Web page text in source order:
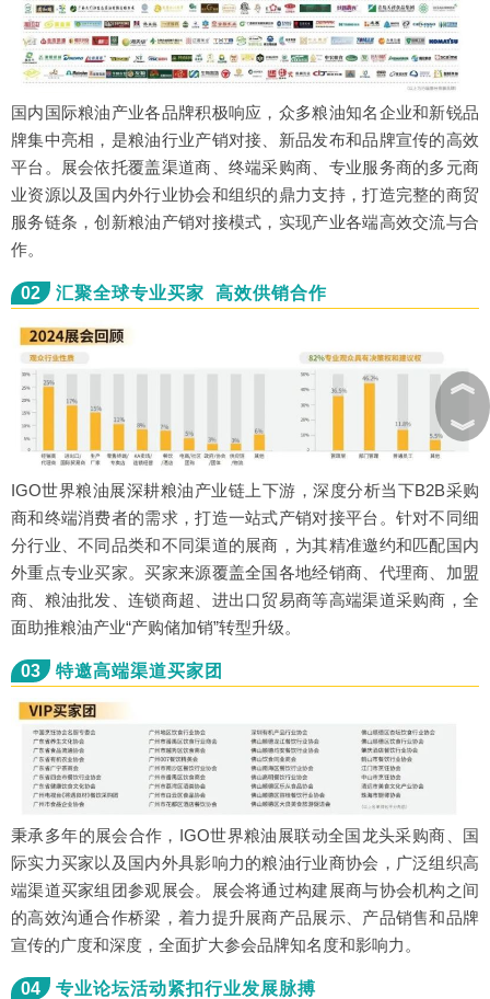
国内国际粮油产业各品牌积极响应，众多粮油知名企业和新锐品
牌集中亮相，是粮油行业产销对接、新品发布和品牌宣传的高效
平台。展会依托覆盖渠道商、终端采购商、专业服务商的多元商
业资源以及国内外行业协会和组织的鼎力支持，打造完整的商贸
服务链条，创新粮油产销对接模式，实现产业各端高效交流与合
作。
02 汇聚全球专业买家 高效供销合作
IGO世界粮油展深耕粮油产业链上下游，深度分析当下B2B采购
商和终端消费者的需求，打造一站式产销对接平台。针对不同细
分行业、不同品类和不同渠道的展商，为其精准邀约和匹配国内
外重点专业买家。买家来源覆盖全国各地经销商、代理商、加盟
商、粮油批发、连锁商超、进出口贸易商等高端渠道采购商，全
面助推粮油产业“产购储加销”转型升级。
03 特邀高端渠道买家团
秉承多年的展会合作，IGO世界粮油展联动全国龙头采购商、国
际实力买家以及国内外具影响力的粮油行业商协会，广泛组织高
端渠道买家组团参观展会。展会将通过构建展商与协会机构之间
的高效沟通合作桥梁，着力提升展商产品展示、产品销售和品牌
宣传的广度和深度，全面扩大参会品牌知名度和影响力。
04 专业论坛活动紧扣行业发展脉搏
︽
︾